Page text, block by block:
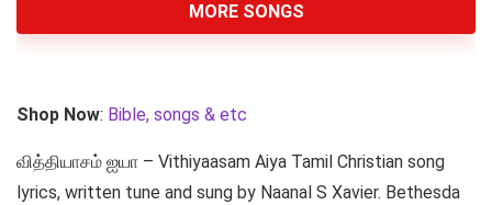
MORE SONGS
Shop Now: Bible, songs & etc
வித்தியாசம் ஐயா – Vithiyaasam Aiya Tamil Christian song
lyrics, written tune and sung by Naanal S Xavier. Bethesda